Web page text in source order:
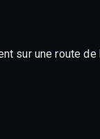
sur une route